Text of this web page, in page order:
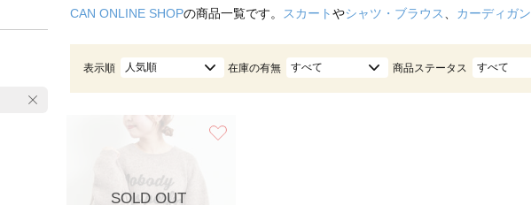
CAN ONLINE SHOPの商品一覧です。 スカートやシャツ・ブラウス カーディガン
表示順 人気順 在庫の有無 すべて 商品ステータス すべて
SOLD OUT